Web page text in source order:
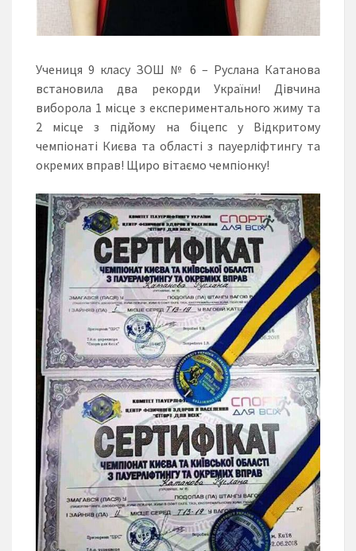
Учениця 9 класу ЗОШ № 6 – Руслана Катанова
встановила два рекорди України! Дівчина
виборола 1 місце з експериментального жиму та
2 місце з підйому на біцепс у Відкритому
чемпіонаті Києва та області з пауерліфтингу та
окремих вправ! Щиро вітаємо чемпіонку!